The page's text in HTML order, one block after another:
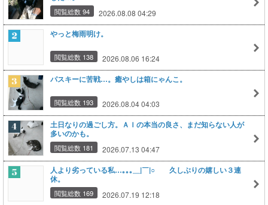
閲覧総数 94 2026.08.08 04:29
やっと梅雨明け。
閲覧総数 138 2026.08.06 16:24
パスキーに苦戦…。癒やしは箱にゃんこ。
閲覧総数 193 2026.08.04 04:03
土日なりの過ごし方。ＡＩの本当の良さ、まだ知らない人が
多いのかも。
閲覧総数 181 2026.07.13 04:47
人より劣っている私…｡｡｡＿|￣|○ 久しぶりの嬉しい３連
休。
閲覧総数 169 2026.07.19 12:18